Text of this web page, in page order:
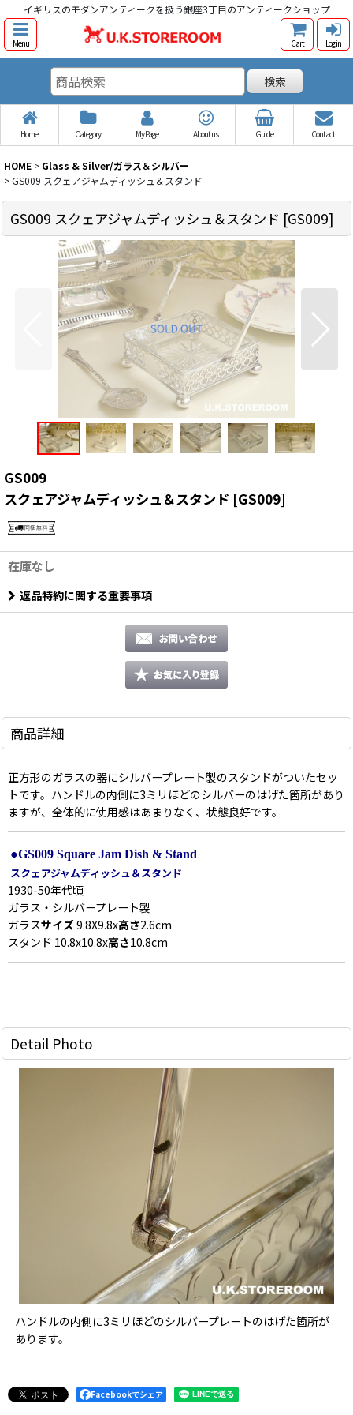
イギリスのモダンアンティークを扱う銀座3丁目のアンティークショップ
Menu Cart Log in
検索
Home Category My Page About us Guide Contact
HOME > Glass & Silver/ガラス＆シルバー
>GS009 スクェアジャムディッシュ＆スタンド
GS009 スクェアジャムディッシュ＆スタンド [GS009]
GS009
スクェアジャムディッシュ＆スタンド [GS009]
在庫なし
返品特約に関する重要事項
商品詳細
正方形のガラスの器にシルバープレート製のスタンドがついたセッ
トです。ハンドルの内側に3ミリほどのシルバーのはげた箇所があり
ますが、全体的に使用感はあまりなく、状態良好です。
●GS009 Square Jam Dish & Stand
スクェアジャムディッシュ＆スタンド
1930-50年代頃
ガラス・シルバープレート製
ガラスサイズ9.8X9.8x高さ2.6cm
スタンド 10.8x10.8x高さ10.8cm
Detail Photo
ハンドルの内側に3ミリほどのシルバープレートのはげた箇所が
あります。
Facebookでシェア